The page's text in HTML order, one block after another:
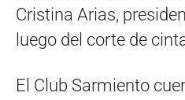
Cristina Arias,
luego del corte de
El Club Sarmiento